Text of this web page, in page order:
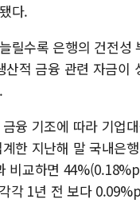
다.
릴수록 은행의 건전
산적 금융 관련 자금
융 기조에 따라 기업
한 지난해 말 국내은
비교하면
각 1년 전 보다